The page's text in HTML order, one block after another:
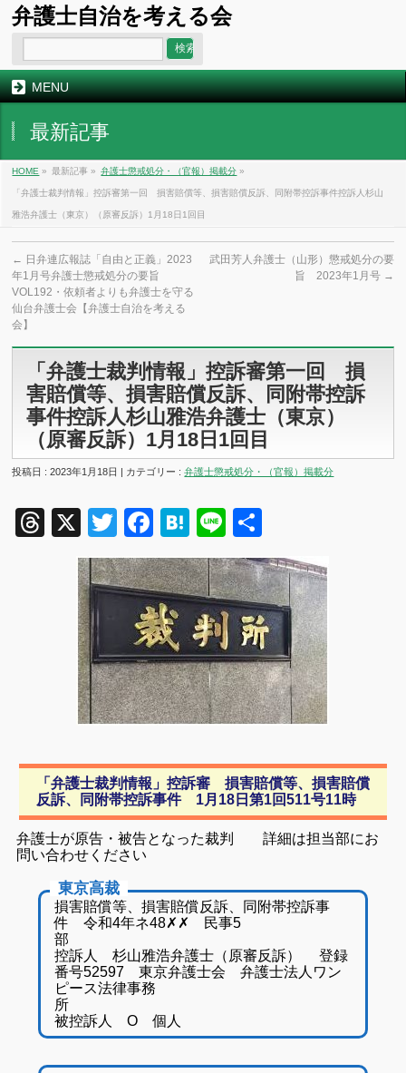
弁護士自治を考える会
MENU
最新記事
HOME » 最新記事 » 弁護士懲戒処分・（官報）掲載分 »
「弁護士裁判情報」控訴審第一回 損害賠償等、損害賠償反訴、同附帯控訴事件控訴人杉山
雅浩弁護士（東京）（原審反訴）1月18日1回目
← 日弁連広報誌「自由と正義」2023
年1月号弁護士懲戒処分の要旨
VOL192・依頼者よりも弁護士を守る
仙台弁護士会【弁護士自治を考える
会】
武田芳人弁護士（山形）懲戒処分の要
旨 2023年1月号 →
「弁護士裁判情報」控訴審第一回 損
害賠償等、損害賠償反訴、同附帯控訴
事件控訴人杉山雅浩弁護士（東京）
（原審反訴）1月18日1回目
投稿日 : 2023年1月18日 | カテゴリー :弁護士懲戒処分・（官報）掲載分
Threads
X TwitterFacebook
Hatena
Line
有
「弁護士裁判情報」控訴審 損害賠償等、損害賠償
反訴、同附帯控訴事件 1月18日第1回511号11時
弁護士が原告・被告となった裁判 詳細は担当部にお
問い合わせください
東京高裁
損害賠償等、損害賠償反訴、同附帯控訴事
件 令和4年ネ48✗✗ 民事5
部
控訴人 杉山雅浩弁護士（原審反訴） 登録
番号52597 東京弁護士会 弁護士法人ワン
ピース法律事務
被控訴人 O 個人